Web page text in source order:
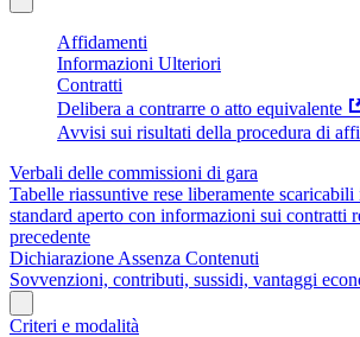
Affidamenti
Informazioni Ulteriori
Contratti
Delibera a contrarre o atto equivalente
Avvisi sui risultati della procedura di
Verbali delle commissioni di gara
Tabelle riassuntive rese liberamente
standard aperto con informazioni sui contratti
precedente
Dichiarazione Assenza Contenuti
Sovvenzioni, contributi, sussidi, vantaggi
Criteri e modalità